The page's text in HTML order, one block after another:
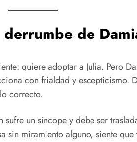
de
quiere adoptar a Julia. Pero
con frialdad y escepticismo.
correcto.
sufre un síncope y debe ser
sin miramiento alguno, siente